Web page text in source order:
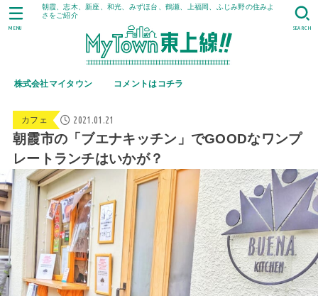
朝霞、志木、新座、和光、みずほ台、鶴瀬、上福岡、ふじみ野の住みよ
さをご紹介
株式会社マイタウン コメントはコチラ
SEARCH
MENU
カフェ 2021.01.21
朝霞市の「ブエナキッチン」でGOODなワンプ
レートランチはいかが？